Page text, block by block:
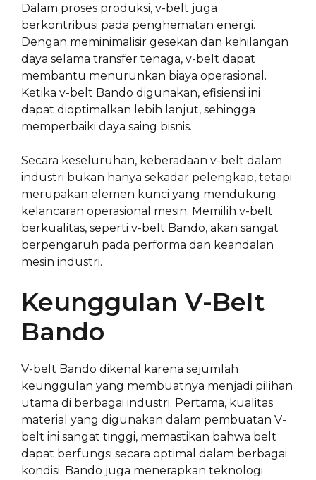
Dalam proses produksi, v-belt juga
berkontribusi pada penghematan energi.
Dengan meminimalisir gesekan dan kehilangan
daya selama transfer tenaga, v-belt dapat
membantu menurunkan biaya operasional.
Ketika v-belt Bando digunakan, efisiensi ini
dapat dioptimalkan lebih lanjut, sehingga
memperbaiki daya saing bisnis.
Secara keseluruhan, keberadaan v-belt dalam
industri bukan hanya sekadar pelengkap, tetapi
merupakan elemen kunci yang mendukung
kelancaran operasional mesin. Memilih v-belt
berkualitas, seperti v-belt Bando, akan sangat
berpengaruh pada performa dan keandalan
mesin industri.
Keunggulan V-Belt
Bando
V-belt Bando dikenal karena sejumlah
keunggulan yang membuatnya menjadi pilihan
utama di berbagai industri. Pertama, kualitas
material yang digunakan dalam pembuatan V-
belt ini sangat tinggi, memastikan bahwa belt
dapat berfungsi secara optimal dalam berbagai
kondisi. Bando juga menerapkan teknologi